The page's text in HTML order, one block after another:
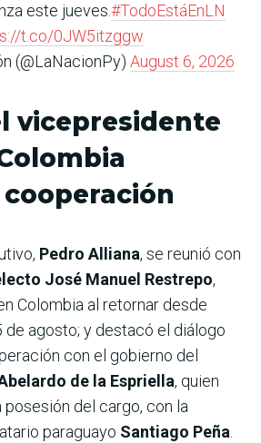
este jueves.#TodoEstáEnLN
t.co/0JW5itzggw
(@LaNacionPy) August 6, 2026
vicepresidente
Pedro Alliana, se reunió con
José Manuel Restrepo,
Colombia al retornar desde
de agosto; y destacó el diálogo
con el gobierno del
de la Espriella, quien
del cargo, con la
paraguayo Santiago Peña.